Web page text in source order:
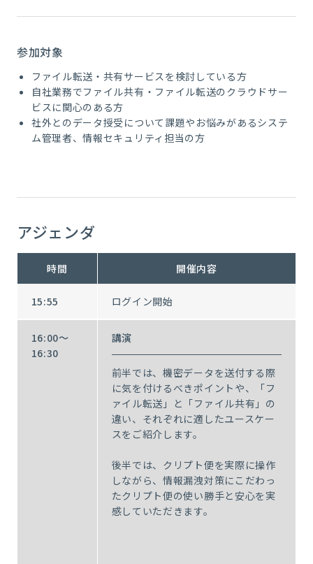
参加対象
ファイル転送・共有サービスを検討している方
自社業務でファイル共有・ファイル転送のクラウドサー
ビスに関心のある方
社外とのデータ授受について課題やお悩みがあるシステ
ム管理者、情報セキュリティ担当の方
アジェンダ
時間 開催内容
15:55 ログイン開始
16:00～
16:30
講演
前半では、機密データを送付する際
に気を付けるべきポイントや、「フ
ァイル転送」と「ファイル共有」の
違い、それぞれに適したユースケー
スをご紹介します。
後半では、クリプト便を実際に操作
しながら、情報漏洩対策にこだわっ
たクリプト便の使い勝手と安心を実
感していただきます。